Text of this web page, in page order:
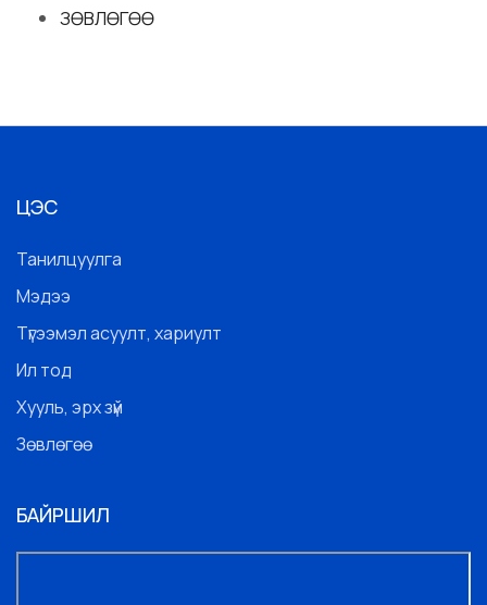
ЗӨВЛӨГӨӨ
ЦЭС
Танилцуулга
Мэдээ
Түгээмэл асуулт, хариулт
Ил тод
Хууль, эрх зүй
Зөвлөгөө
БАЙРШИЛ